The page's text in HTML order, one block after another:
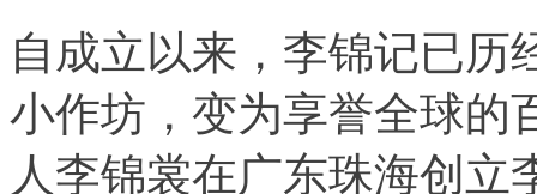
自成立以来，李锦记已历
小作坊，变为享誉全球的
人李锦裳在广东珠海创立